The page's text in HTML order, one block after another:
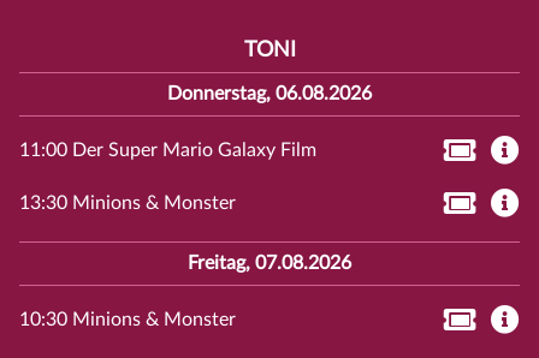
TONI
Donnerstag, 06.08.2026
11:00 Der Super Mario Galaxy Film
13:30 Minions & Monster
Freitag, 07.08.2026
10:30 Minions & Monster